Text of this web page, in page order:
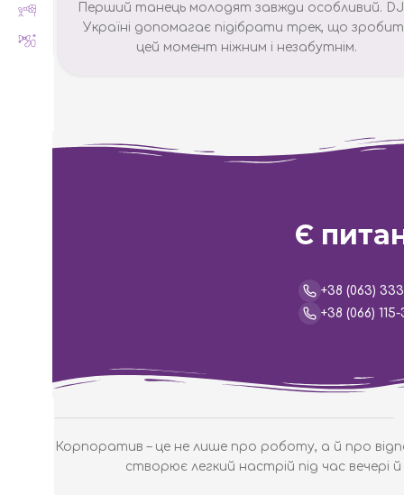
Перший танець молодят завжди особливий. DJ
Україні допомагає підібрати трек, що
цей момент ніжним і незабутнім.
Є
+38 (063)
+38 (066) 115-
Корпоратив – це не лише про роботу, а й про
створює легкий настрій під час